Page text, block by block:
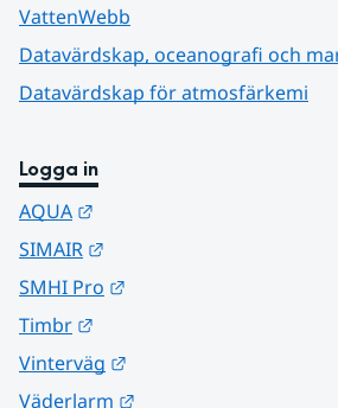
VattenWebb
Datavärdskap, oceanografi och
Datavärdskap för atmosfärkemi
Logga in
AQUA
SIMAIR
SMHI Pro
Timbr
Vinterväg
Väderlarm